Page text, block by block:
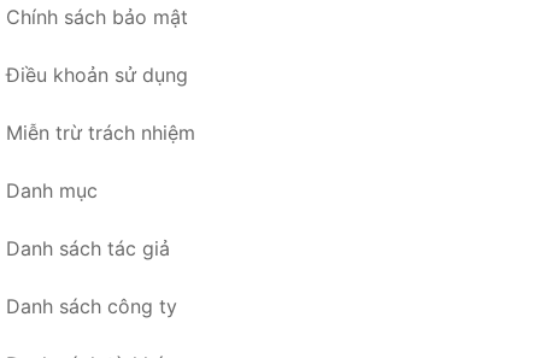
Chính sách bảo mật
Điều khoản sử dụng
Miễn trừ trách nhiệm
Danh mục
Danh sách tác giả
Danh sách công ty